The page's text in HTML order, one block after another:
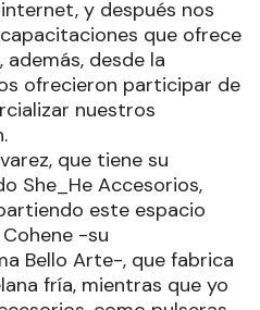
y después nos
que ofrece
además, desde la
ofrecieron participar de
nuestros
que tiene su
She_He Accesorios,
este espacio
-su
Bello Arte-, que fabrica
fría, mientras que yo